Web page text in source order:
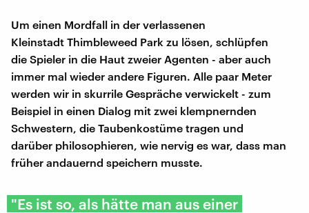
Um einen Mordfall in der verlassenen
Kleinstadt Thimbleweed Park zu lösen, schlüpfen
die Spieler in die Haut zweier Agenten - aber auch
immer mal wieder andere Figuren. Alle paar Meter
werden wir in skurrile Gespräche verwickelt - zum
Beispiel in einen Dialog mit zwei klempnernden
Schwestern, die Taubenkostüme tragen und
darüber philosophieren, wie nervig es war, dass man
früher andauernd speichern musste.
"Es ist so, als hätte man aus einer